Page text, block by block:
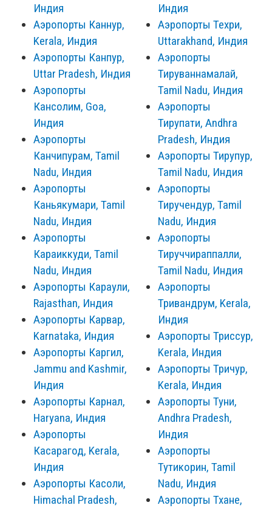
Индия
Аэропорты Каннур,
Kerala, Индия
Аэропорты Канпур,
Uttar Pradesh, Индия
Аэропорты
Кансолим, Goa,
Индия
Аэропорты
Канчипурам, Tamil
Nadu, Индия
Аэропорты
Каньякумари, Tamil
Nadu, Индия
Аэропорты
Караиккуди, Tamil
Nadu, Индия
Аэропорты Караули,
Rajasthan, Индия
Аэропорты Карвар,
Karnataka, Индия
Аэропорты Каргил,
Jammu and Kashmir,
Индия
Аэропорты Карнал,
Haryana, Индия
Аэропорты
Касарагод, Kerala,
Индия
Аэропорты Касоли,
Himachal Pradesh,
Индия
Аэропорты Техри,
Uttarakhand, Индия
Аэропорты
Тируваннамалай,
Tamil Nadu, Индия
Аэропорты
Тирупати, Andhra
Pradesh, Индия
Аэропорты Тирупур,
Tamil Nadu, Индия
Аэропорты
Тиручендур, Tamil
Nadu, Индия
Аэропорты
Тируччираппалли,
Tamil Nadu, Индия
Аэропорты
Тривандрум, Kerala,
Индия
Аэропорты Триссур,
Kerala, Индия
Аэропорты Тричур,
Kerala, Индия
Аэропорты Туни,
Andhra Pradesh,
Индия
Аэропорты
Тутикорин, Tamil
Nadu, Индия
Аэропорты Тхане,